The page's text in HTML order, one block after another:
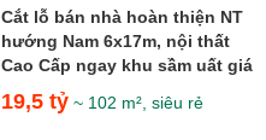
Cắt lỗ bán nhà hoàn thiện NT
hướng Nam 6x17m, nội thất
Cao Cấp ngay khu sầm uất giá
19,5 tỷ ~ 102 m², siêu rẻ